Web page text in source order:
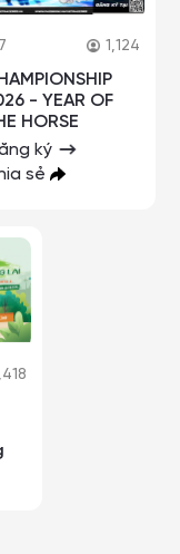
1,124
- YEAR OF
HORSE
ký
sẻ